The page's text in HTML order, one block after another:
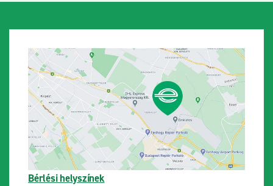
Bérlési helyszínek